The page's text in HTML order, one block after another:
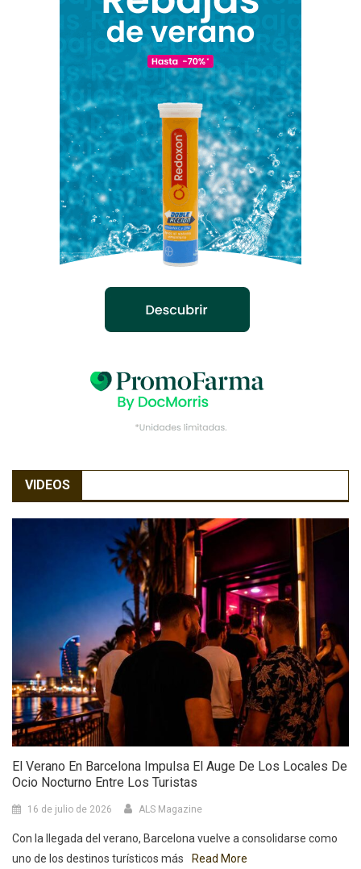
VIDEOS
El Verano En Barcelona Impulsa El Auge De Los Locales De
Ocio Nocturno Entre Los Turistas
16 de julio de 2026 ALS Magazine
Con la llegada del verano, Barcelona vuelve a consolidarse como
uno de los destinos turísticos más
Read More